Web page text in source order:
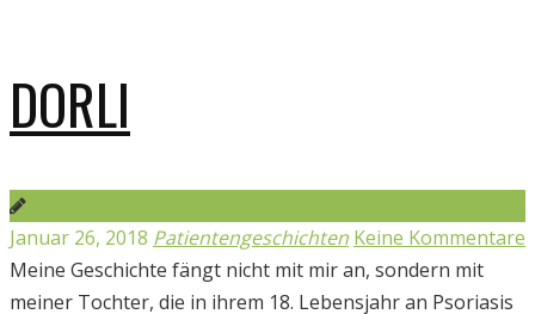
DORLI
Januar 26, 2018 Patientengeschichten Keine Kommentare
Meine Geschichte fängt nicht mit mir an, sondern mit
meiner Tochter, die in ihrem 18. Lebensjahr an Psoriasis